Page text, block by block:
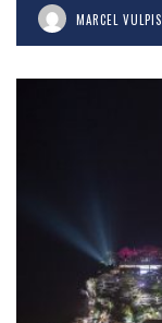
MARCEL VULPIS